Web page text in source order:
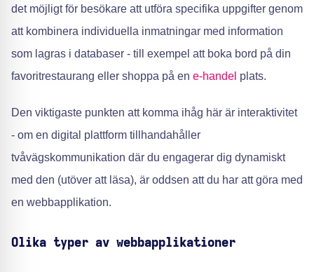
det möjligt för besökare att utföra specifika uppgifter genom
att kombinera individuella inmatningar med information
som lagras i databaser - till exempel att boka bord på din
favoritrestaurang eller shoppa på en e-handel plats.
Den viktigaste punkten att komma ihåg här är interaktivitet
- om en digital plattform tillhandahåller
tvåvägskommunikation där du engagerar dig dynamiskt
med den (utöver att läsa), är oddsen att du har att göra med
en webbapplikation.
Olika typer av webbapplikationer